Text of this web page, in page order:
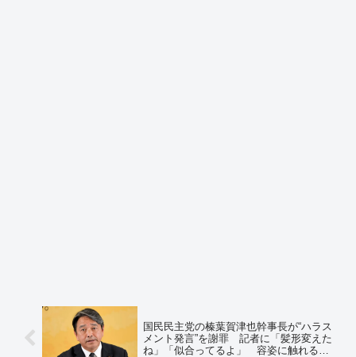
国民民主党の榛葉賀津也幹事長が“ハラス
メント発言”を謝罪 記者に「髪形変えた
ね」「似合ってるよ」 容姿に触れる発